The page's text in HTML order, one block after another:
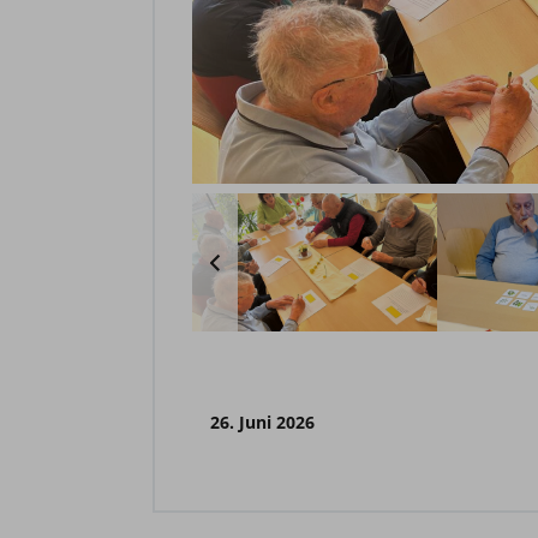
26. Juni 2026